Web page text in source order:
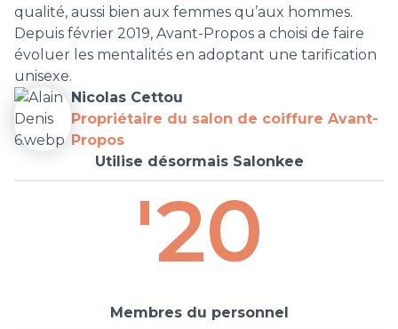
qualité, aussi bien aux femmes qu’aux hommes.
Depuis février 2019, Avant-Propos a choisi de faire
évoluer les mentalités en adoptant une tarification
unisexe.
Nicolas Cettou
Propriétaire du salon de coiffure Avant-
Propos
Utilise désormais Salonkee
'20
Membres du personnel